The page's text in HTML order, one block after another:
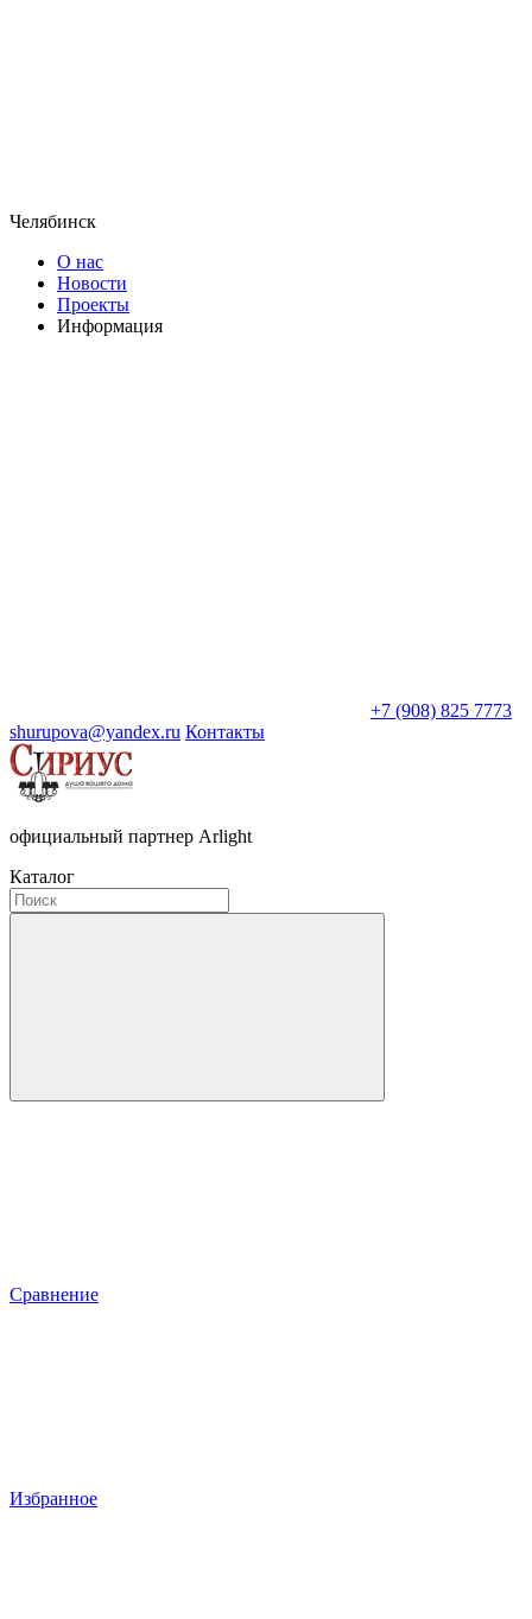
Челябинск
О нас
Новости
Проекты
Информация
+7 (908) 825 7773
shurupova@yandex.ru Контакты
официальный партнер Arlight
Каталог
Сравнение
Избранное